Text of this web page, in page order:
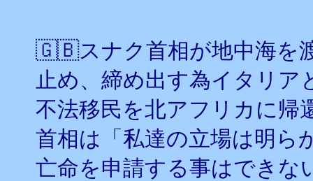
🇬🇧スナク首相が地中海を
止め、締め出す為イタリア
不法移民を北アフリカに帰
首相は「私達の立場は明ら
亡命を申請する事はできな